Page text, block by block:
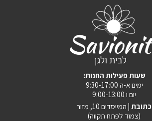
:שעות פעילות החנות
ימים א-ה 9:30-17:00
יום ו 9:00-13:00
כתובת | המייסדים 10, מזור
(צמוד לפתח תקווה)